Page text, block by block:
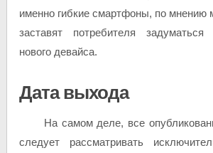
именно гибкие смартфоны, по мнению
заставят потребителя
нового девайса.
Дата выхода
На самом деле, все
следует рассматривать